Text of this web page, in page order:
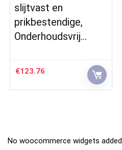
slijtvast en
prikbestendige,
Onderhoudsvrij…
€123.76
No woocommerce widgets added